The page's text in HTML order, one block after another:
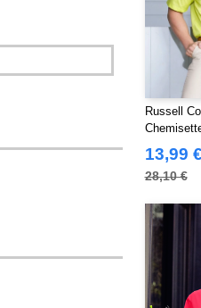
Russell
13,99 €
28,10 €